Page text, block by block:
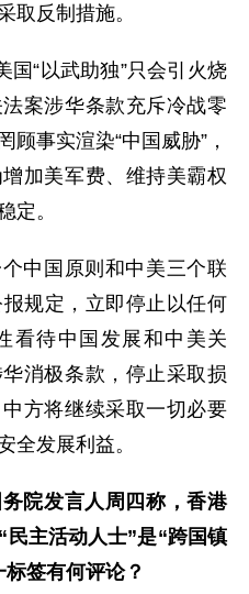
取反制措施。
国“以武助独”只会引火烧
案涉华条款充斥冷战零
事实渲染“中国威胁”，
加美军费、维持美霸权
定。
中国原则和中美三个联
报规定，立即停止以任何
看待中国发展和中美关
消极条款，停止采取损
方将继续采取一切必要
全发展利益。
院发言人周四称，香港
主活动人士”是“跨国镇
签有何评论？